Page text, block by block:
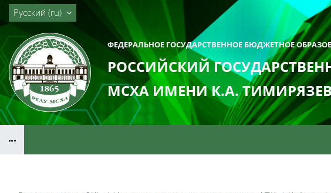
Перейти к основному содержанию
ФЕДЕРАЛЬНОЕ ГОСУДАРСТВЕННОЕ БЮДЖЕТНОЕ
РОССИЙСКИЙ
МСХА ИМЕНИ К.А.
Русский ‎(ru)‎